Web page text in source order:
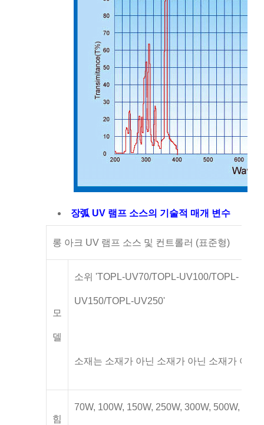
장弧 UV 램프 소스의 기술적 매개 변수
롱 아크 UV 램프 소스 및 컨트롤러 (표준형)
모
델
소위 'TOPL-UV70/TOPL-UV100/TOPL-
UV150/TOPL-UV250'
소재는 소재가 아닌 소재가 아닌 소재가 아니
힘
70W, 100W, 150W, 250W, 300W, 500W,